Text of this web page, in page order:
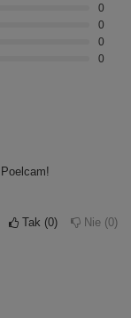
0
0
0
0
Tak 0 Nie 0